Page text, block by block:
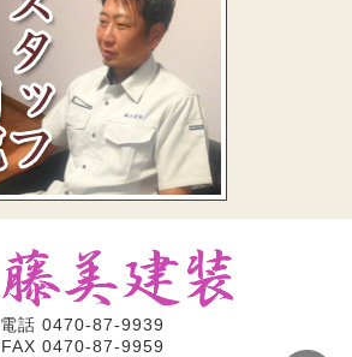
電話0470-87-9939
FAX 0470-87-9959